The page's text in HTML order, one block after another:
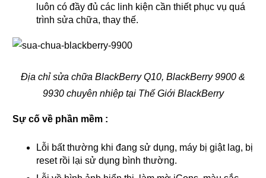
luôn có đầy đủ các linh kiện cần thiết phục vụ quá
trình sửa chữa, thay thế.
Địa chỉ sửa chữa BlackBerry Q10, BlackBerry 9900 &
9930 chuyên nhiệp tại Thế Giới BlackBerry
Sự cố về phần mềm :
Lỗi bất thường khi đang sử dụng, máy bị giật lag, bị
reset rồi lại sử dụng bình thường.